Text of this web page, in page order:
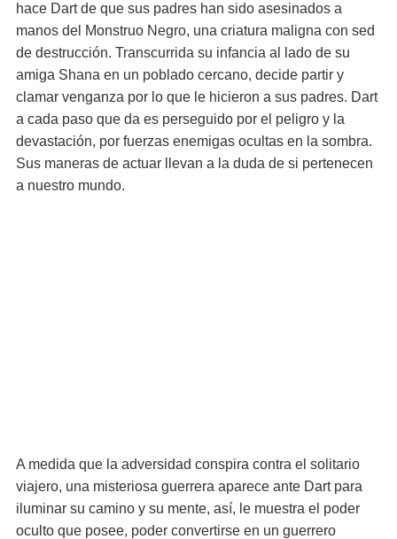
hace Dart de que sus padres han sido asesinados a
manos del Monstruo Negro, una criatura maligna con sed
de destrucción. Transcurrida su infancia al lado de su
amiga Shana en un poblado cercano, decide partir y
clamar venganza por lo que le hicieron a sus padres. Dart
a cada paso que da es perseguido por el peligro y la
devastación, por fuerzas enemigas ocultas en la sombra.
Sus maneras de actuar llevan a la duda de si pertenecen
a nuestro mundo.
A medida que la adversidad conspira contra el solitario
viajero, una misteriosa guerrera aparece ante Dart para
iluminar su camino y su mente, así, le muestra el poder
oculto que posee, poder convertirse en un guerrero